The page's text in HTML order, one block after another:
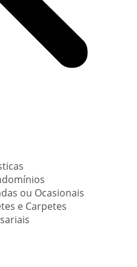
ou Ocasionais
e Carpetes